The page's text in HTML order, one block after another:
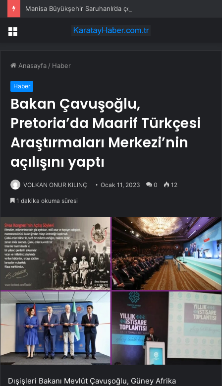
Menü
Anasayfa / Haber
Haber
Bakan Çavuşoğlu,
Pretoria’da Maarif Türkçesi
Araştırmaları Merkezi’nin
açılışını yaptı
VOLKAN ONUR KILINÇ Ocak 11, 2023 0 12
1 dakika okuma süresi
Dışişleri Bakanı Mevlüt Çavuşoğlu, Güney Afrika